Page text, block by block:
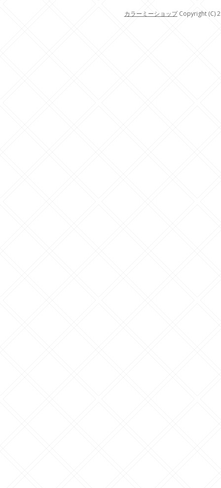
カラーミーショップCopyright (C)